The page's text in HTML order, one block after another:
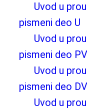
Uvod u
pismeni deo U
Uvod u
pismeni deo PV
Uvod u
pismeni deo DV
Uvod u